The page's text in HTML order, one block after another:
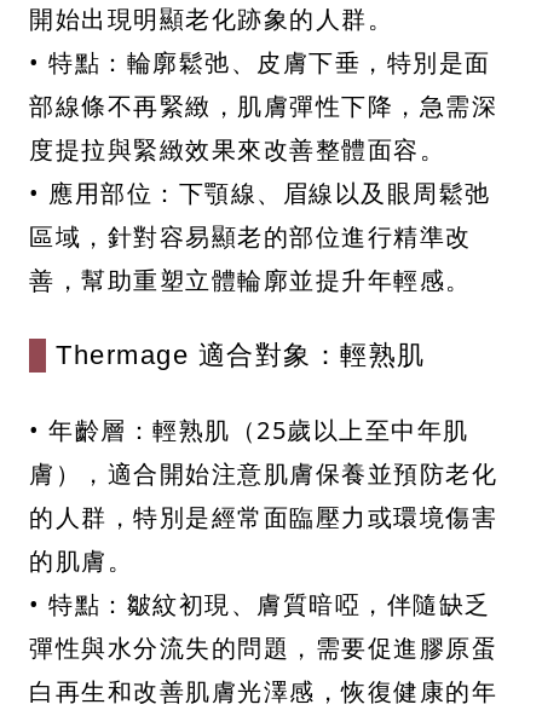
開始出現明顯老化跡象的人群。
• 特點：輪廓鬆弛、皮膚下垂，特別是面
部線條不再緊緻，肌膚彈性下降，急需深
度提拉與緊緻效果來改善整體面容。
• 應用部位：下顎線、眉線以及眼周鬆弛
區域，針對容易顯老的部位進行精準改
善，幫助重塑立體輪廓並提升年輕感。
Thermage 適合對象：輕熟肌
• 年齡層：輕熟肌（25歲以上至中年肌
膚），適合開始注意肌膚保養並預防老化
的人群，特別是經常面臨壓力或環境傷害
的肌膚。
• 特點：皺紋初現、膚質暗啞，伴隨缺乏
彈性與水分流失的問題，需要促進膠原蛋
白再生和改善肌膚光澤感，恢復健康的年